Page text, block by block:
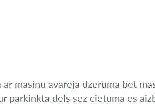
masinu avareja dzeruma bet
parkinkta dels sez cietuma es